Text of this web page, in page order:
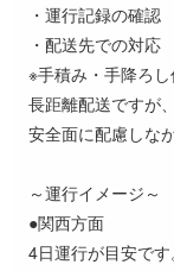
・運行記録の確認
・配送先での対応
※手積み・手降ろし
長距離配送ですが
安全面に配慮しな
～運行イメージ～
●関西方面
4日運行が目安です。